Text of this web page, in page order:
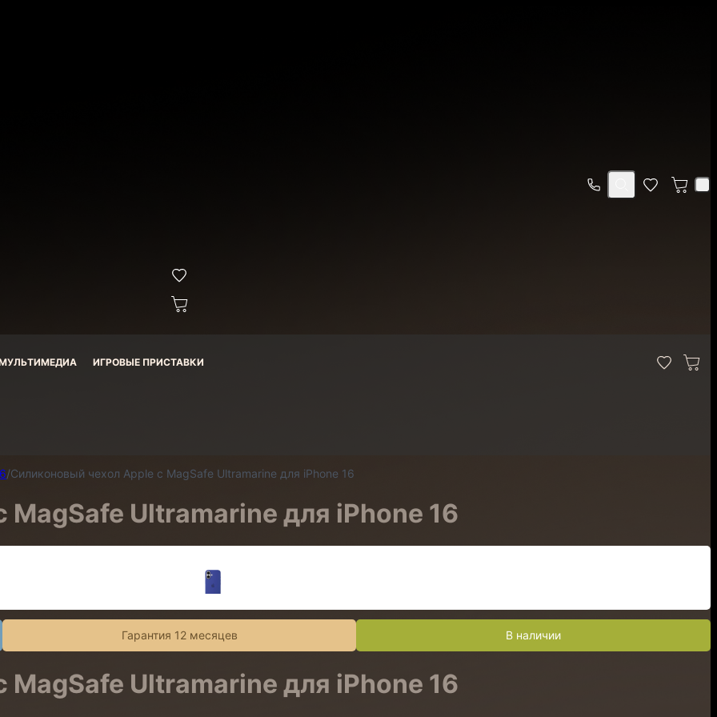
ИГРОВЫЕ ПРИСТАВКИ
/Силиконовый чехол Apple с MagSafe Ultramarine для iPhone 16
Ultramarine для iPhone 16
Гарантия 12 месяцев В наличии
Ultramarine для iPhone 16